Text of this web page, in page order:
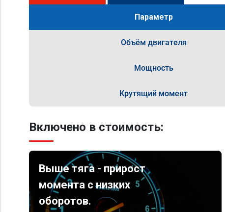
Параметр
Объём двигателя
Мощность
Крутящий момент
Включено в стоимость:
Выше тяга - прирост
момента с низких
оборотов.